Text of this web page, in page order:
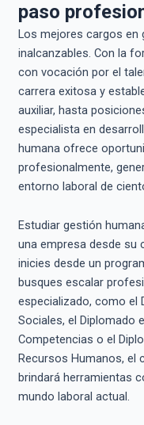
paso
Los mejores cargos en
inalcanzables. Con la
con vocación por el
carrera exitosa y
auxiliar, hasta
especialista en
humana ofrece
profesionalmente,
entorno laboral de
Estudiar gestión
una empresa desde su
inicies desde un
busques escalar
especializado, como el
Sociales, el Diplomado
Competencias o el
Recursos Humanos, el
brindará herramientas
mundo laboral actual.